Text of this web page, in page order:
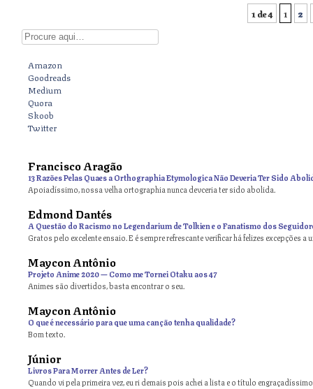
1 de 4 1 2
Digite aqui
Amazon
Goodreads
Medium
Quora
Skoob
Twitter
Francisco Aragão
13 Razões Pelas Quaes a Orthographia Etymologica Não Deveria Ter Sido
Apoiadíssimo, nossa velha ortographia nunca devceria ter sido abolida.
Edmond Dantés
A Questão do Racismo no Legendarium de Tolkien e o Fanatismo dos
Gratos pelo excelente ensaio. E é sempre refrescante verificar há felizes excepções a
Maycon Antônio
Projeto Anime 2020 — Como me Tornei Otaku aos 47
Animes são divertidos, basta encontrar o seu.
Maycon Antônio
O que é necessário para que uma canção tenha qualidade?
Bom texto.
Júnior
Livros Para Morrer Antes de Ler?
Quando vi pela primeira vez, eu ri demais pois achei a lista e o título